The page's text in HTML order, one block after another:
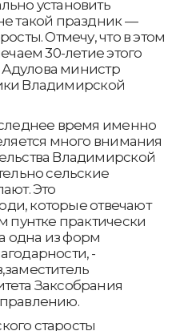
установить
такой праздник —
Отмечу, что в этом
30-летие этого
Адулова министр
Владимирской
время именно
много внимания
Владимирской
сельские
Это
которые отвечают
пунтке практически
одна из форм
-
Заксобрания
старосты